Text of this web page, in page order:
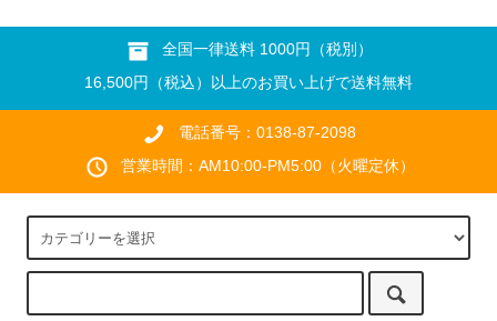
全国一律送料 1000円（税別）
16,500円（税込）以上のお買い上げで送料無料
電話番号：0138-87-2098
営業時間：AM10:00-PM5:00（火曜定休）